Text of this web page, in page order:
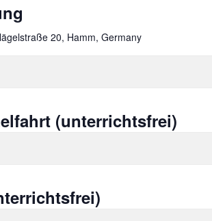
20, Hamm, Germany
(unterrichtsfrei)